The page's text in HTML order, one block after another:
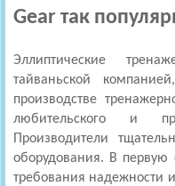
Gear так
Эллиптические
тайваньской
производстве
любительского и
Производители
оборудования. В первую
требования надежности